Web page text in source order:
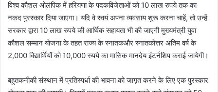
विश्व कौशल ओलंपिक में हरियणा के पदकविजेताओं को 10 लाख रुपये तक का
नकद पुरस्कार दिया जाएगा। यदि वे स्वयं अपना व्यवसाय शुरू करना चाहें, तो उन्हें
सरकार द्वारा 10 लाख रुपये की आर्थिक सहायता भी की जाएगी मुख्यमंत्री युवा
कौशल सम्मान योजना के तहत राज्य के स्नातकऔर स्नातकोत्तर अंतिम वर्ष के
2,000 विद्यार्थियों को 10,000 रुपये का मासिक मानदेय इंटर्नशिप कराई जायेगी।
बहुतकनीकी संस्थान में प्रतिस्पर्धा की भावना को जागृत करने के लिए एक पुरस्कार